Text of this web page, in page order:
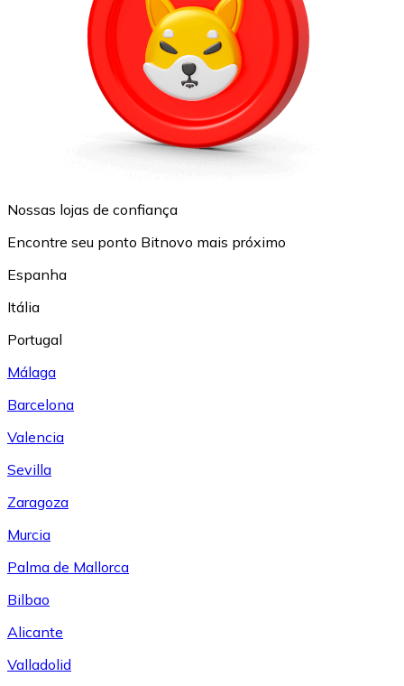
Nossas lojas de confiança
Encontre seu ponto Bitnovo mais próximo
Espanha
Itália
Portugal
Málaga
Barcelona
Valencia
Sevilla
Zaragoza
Murcia
Palma de Mallorca
Bilbao
Alicante
Valladolid